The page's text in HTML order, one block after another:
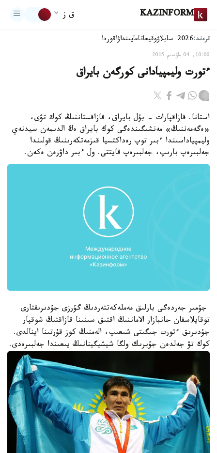
KAZINFORM ق ز
ترەند:2026-سايلاۋ وقيعاتاعايىنداۋاقوردا
10:00, 04 ماۋسىم 2015
ءتورت وليمپيادانى كورگەن بايراق
استانا. قازاقپارات - بۇل بايراق، قازاقستاننىڭ كوك تۋى،
«ەگەمەننىڭ» مەنشىگىندەگى كوك بايراق ەڭ الدىمەن سيدنەي
وليمپياداسىندا ءبىر توپ رەداكتسيا قىزمەتكەرىنىڭ قولىندا
جەلبىرەپ بارىپ، جەلبىرەپ قايتتى. ول ءبىر داۋرەن ەكەن.
جۇمىر جەردەگى بارلىق مەملەكەتتەردىڭ گۇرزى جۇدىرىقتارى
توقايلاسقان حانبازار الاماننىڭ اقتىق سىنىنا قازاقتىڭ شوقپار
جۇدىرىق ءتورت جىگىتى شىعىپ، الەمنىڭ كوز قۇرتىنا اينالدى.
كوك تۋ جەلدەن جۇيرىك ولگا شيشيگينانىڭ يىعىندا جەلبىرەدى.